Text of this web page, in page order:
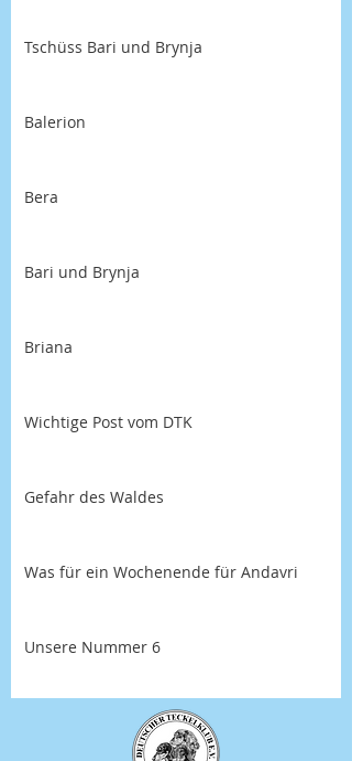
Tschüss Bari und Brynja
Balerion
Bera
Bari und Brynja
Briana
Wichtige Post vom DTK
Gefahr des Waldes
Was für ein Wochenende für Andavri
Unsere Nummer 6